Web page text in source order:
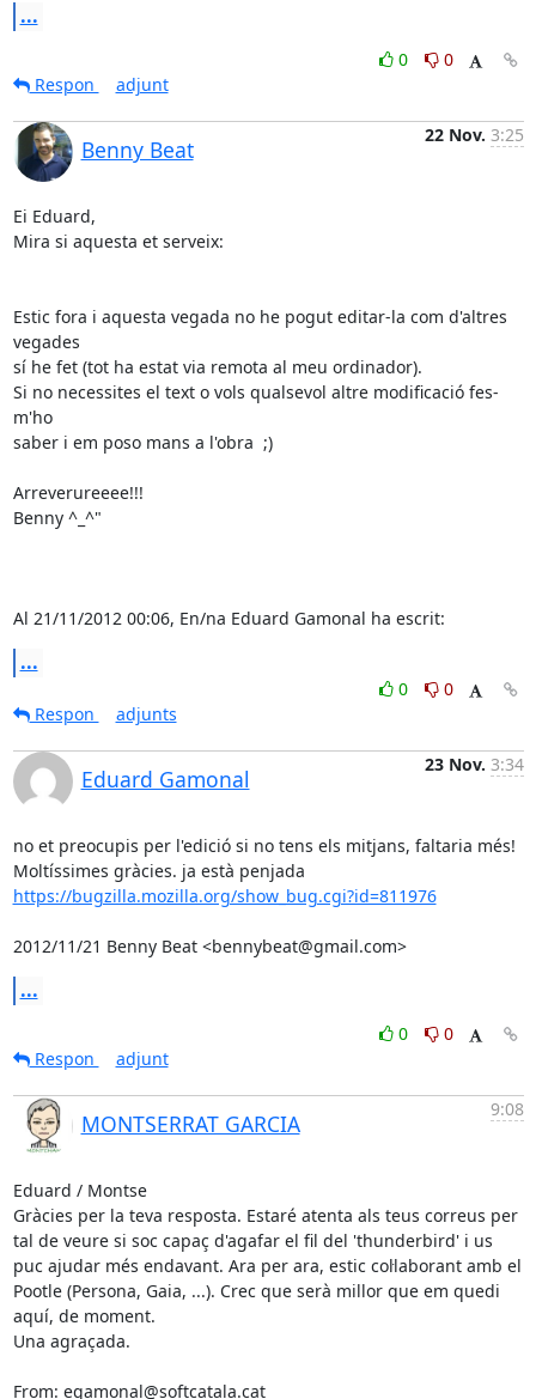
...
0
0
Respon
adjunt
Benny Beat
22 Nov. 3:25
Ei Eduard,
Mira si aquesta et serveix:
Estic fora i aquesta vegada no he pogut editar-la com d'altres
vegades
sí he fet (tot ha estat via remota al meu ordinador).
Si no necessites el text o vols qualsevol altre modificació fes-
m'ho
saber i em poso mans a l'obra  ;)
Arreverureeee!!!
Benny ^_^"
Al 21/11/2012 00:06, En/na Eduard Gamonal ha escrit:
...
0
0
Respon
adjunts
Eduard Gamonal
23 Nov. 3:34
no et preocupis per l'edició si no tens els mitjans, faltaria més!
https://bugzilla.mozilla.org/show_bug.cgi?id=811976
2012/11/21 Benny Beat <bennybeat@gmail.com>
...
0
0
Respon
adjunt
MONTSERRAT GARCIA
9:08
Eduard / Montse
Gràcies per la teva resposta. Estaré atenta als teus correus per
tal de veure si soc capaç d'agafar el fil del 'thunderbird' i us
puc ajudar més endavant. Ara per ara, estic col·laborant amb el
Pootle (Persona, Gaia, ...). Crec que serà millor que em quedi
aquí, de moment.
Una agraçada.
From: egamonal@softcatala.cat